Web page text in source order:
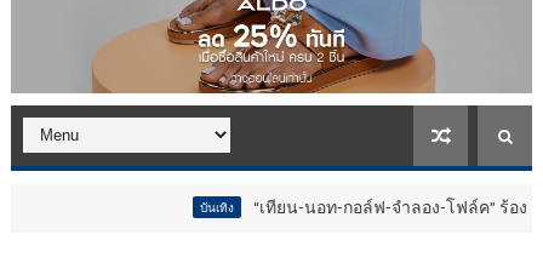
“เทียน-นอท-กอล์ฟ-จำลอง-โฟล์ค” ร้องจ๊าก!! อุ